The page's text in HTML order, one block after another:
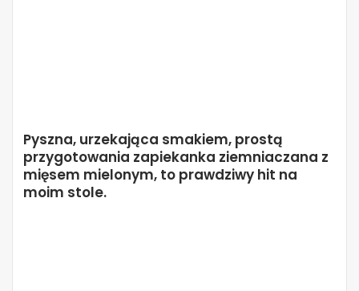
Pyszna, urzekająca smakiem, prostą
przygotowania zapiekanka ziemniaczana z
mięsem mielonym, to prawdziwy hit na
moim stole.